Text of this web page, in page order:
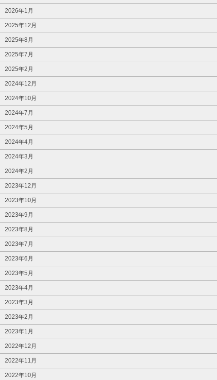
2026年1月
2025年12月
2025年8月
2025年7月
2025年2月
2024年12月
2024年10月
2024年7月
2024年5月
2024年4月
2024年3月
2024年2月
2023年12月
2023年10月
2023年9月
2023年8月
2023年7月
2023年6月
2023年5月
2023年4月
2023年3月
2023年2月
2023年1月
2022年12月
2022年11月
2022年10月